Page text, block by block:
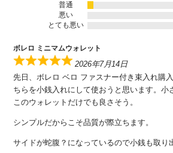
普通
悪い
とても悪い
ボレロ ミニマムウォレット
2026年7月14日
先日、ボレロ ベロ ファスナー付き束入れ購
ちらを小銭入れにして使おうと思います。小
このウォレットだけでも良さそう。
シンプルだからこそ品質が際立ちます。
サイドが蛇腹？になっているので小銭も取り